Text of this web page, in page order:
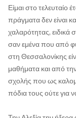
Είμαι στο τελευταίο
πράγματα δεν είναι
χαλαρότητας, ειδικά
σαν εμένα που από
στη Θεσσαλονίκης
μαθήματα και από
σχολής που ως
πόδια τους ούτε για